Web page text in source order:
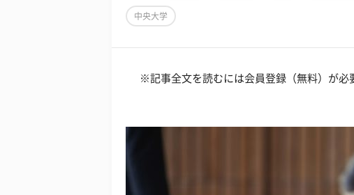
中央大学
※記事全文を読むには会員登録（無料）が必